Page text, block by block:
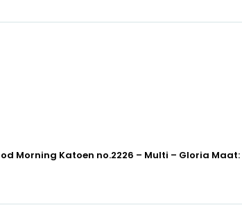
Morning Katoen no.2226 – Multi – Gloria Maat: